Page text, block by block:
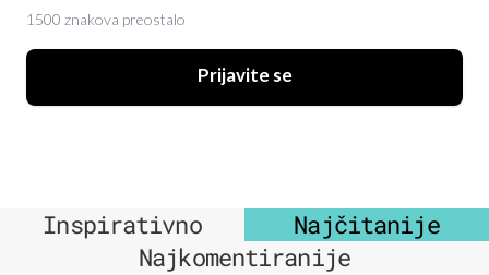
1500 znakova preostalo
Prijavite se
Inspirativno
Najčitanije
Najkomentiranije